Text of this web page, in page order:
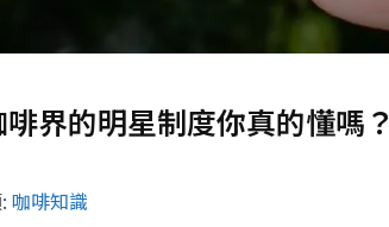
界的明星制度你真的懂嗎？
咖啡知識